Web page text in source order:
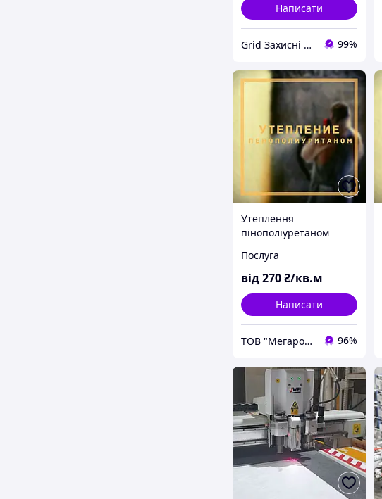
Написати
Grid Захисні металовироби 99%
Утеплення
пінополіуретаном
Послуга
від270₴/кв.м
Написати
ТОВ "Мегарост" 96%